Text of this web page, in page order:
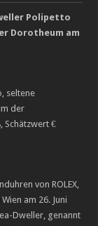
Polipetto
Dorotheum am
seltene
der
Schätzwert €
von ROLEX,
am 26. Juni
Dweller, genannt